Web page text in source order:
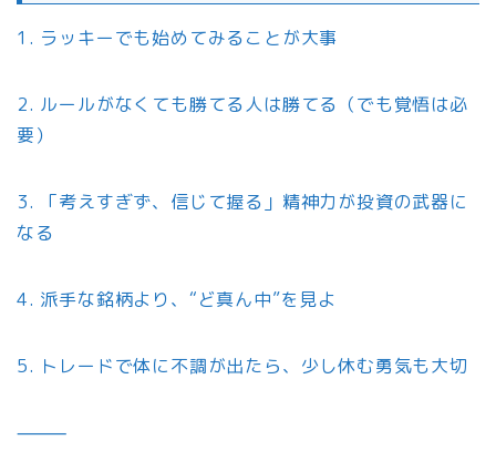
1. ラッキーでも始めてみることが大事
2. ルールがなくても勝てる人は勝てる（でも覚悟は必
要）
3. 「考えすぎず、信じて握る」精神力が投資の武器に
なる
4. 派手な銘柄より、“ど真ん中”を見よ
5. トレードで体に不調が出たら、少し休む勇気も大切
⸻